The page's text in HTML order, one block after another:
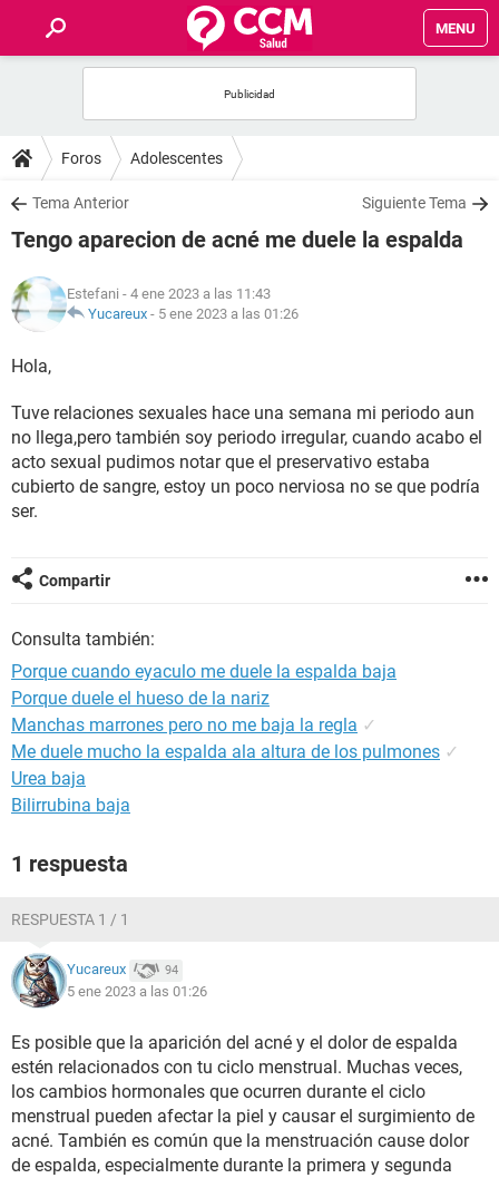
MENU
FOROS
SALUD
FAMILIA
NUTRICIÓN
BIENESTAR
SEXUALIDAD
GLOSARIO
Foros Adolescentes
Tema Anterior Siguiente Tema
Tengo aparecion de acné me duele la espalda
Estefani - 4 ene 2023 a las 11:43
Yucareux - 5 ene 2023 a las 01:26
Hola,
Tuve relaciones sexuales hace una semana mi periodo aun
no llega,pero también soy periodo irregular, cuando acabo el
acto sexual pudimos notar que el preservativo estaba
cubierto de sangre, estoy un poco nerviosa no se que podría
ser.
Compartir
Consulta también:
Porque cuando eyaculo me duele la espalda baja
Porque duele el hueso de la nariz
Manchas marrones pero no me baja la regla ✓
Me duele mucho la espalda ala altura de los pulmones ✓
Urea baja
Bilirrubina baja
1 respuesta
RESPUESTA 1 / 1
Yucareux 94
5 ene 2023 a las 01:26
Es posible que la aparición del acné y el dolor de espalda
estén relacionados con tu ciclo menstrual. Muchas veces,
los cambios hormonales que ocurren durante el ciclo
menstrual pueden afectar la piel y causar el surgimiento de
acné. También es común que la menstruación cause dolor
de espalda, especialmente durante la primera y segunda